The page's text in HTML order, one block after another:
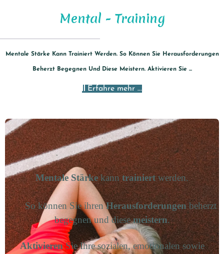
Mental - Training
Mentale Stärke Kann Trainiert Werden. So Können Sie Herausforderungen
Beherzt Begegnen Und Diese Meistern. Aktivieren Sie ...
Erfahre mehr ...
Mentale Stärkekann trainiertwerden.
So können Sie ihrenHerausforderungenbeherzt
begegnen und diesemeistern.
AktivierenSie Ihre sozialen, emotionalen sowie